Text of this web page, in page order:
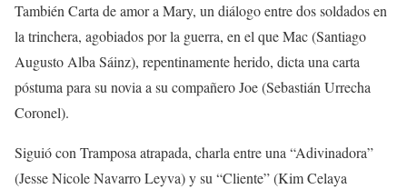
TambiénCarta de amor a Mary, un diálogo entre dos soldadosen
la trinchera, agobiados por la guerra, en el queMac (Santiago
Augusto Alba Sáinz), repentinamente herido, dicta una carta
póstuma para su novia a su compañeroJoe (Sebastián Urrecha
Coronel).
Siguió conTramposa atrapada, charlaentre una “Adivinadora”
(Jesse Nicole Navarro Leyva) y su “Cliente” (Kim Celaya